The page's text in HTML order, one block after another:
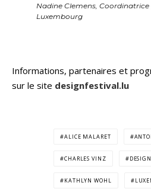
Nadine Clemens, Coordinatrice
Luxembourg
Informations, partenaires et
sur le site designfestival.lu
ALICE MALARET
CHARLES VINZ
KATHLYN WOHL